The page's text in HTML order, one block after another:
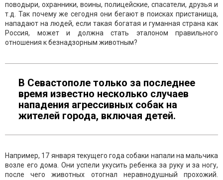
поводыри, охранники, воины, полицейские, спасатели, друзья и
т.д. Так почему же сегодня они бегают в поисках пристанища,
нападают на людей, если такая богатая и гуманная страна как
Россия, может и должна стать эталоном правильного
отношения к безнадзорным животным?
В Севастополе только за последнее
время известно несколько случаев
нападения агрессивных собак на
жителей города, включая детей.
Например, 17 января текущего года собаки напали на мальчика
возле его дома. Они успели укусить ребенка за руку и за ногу,
после чего животных отогнал неравнодушный прохожий.